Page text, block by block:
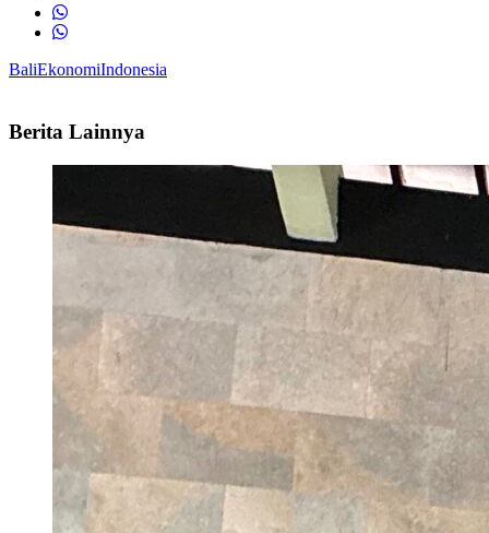
BaliEkonomiIndonesia
Berita Lainnya